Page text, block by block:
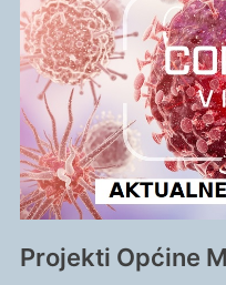
Projekti Općine